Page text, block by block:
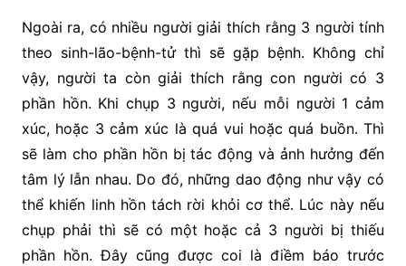
Ngoài ra, có nhiều người giải thích rằng 3 người tính
theo sinh-lão-bệnh-tử thì sẽ gặp bệnh. Không chỉ
vậy, người ta còn giải thích rằng con người có 3
phần hồn. Khi chụp 3 người, nếu mỗi người 1 cảm
xúc, hoặc 3 cảm xúc là quá vui hoặc quá buồn. Thì
sẽ làm cho phần hồn bị tác động và ảnh hưởng đến
tâm lý lẫn nhau. Do đó, những dao động như vậy có
thể khiến linh hồn tách rời khỏi cơ thể. Lúc này nếu
chụp phải thì sẽ có một hoặc cả 3 người bị thiếu
phần hồn. Đây cũng được coi là điềm báo trước